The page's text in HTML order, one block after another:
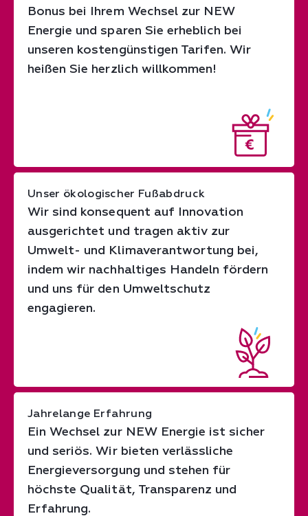
Bonus bei Ihrem Wechsel zur NEW
Energie und sparen Sie erheblich bei
unseren kostengünstigen Tarifen. Wir
heißen Sie herzlich willkommen!
Unser ökologischer Fußabdruck
Wir sind konsequent auf Innovation
ausgerichtet und tragen aktiv zur
Umwelt- und Klimaverantwortung bei,
indem wir nachhaltiges Handeln fördern
und uns für den Umweltschutz
engagieren.
Jahrelange Erfahrung
Ein Wechsel zur NEW Energie ist sicher
und seriös. Wir bieten verlässliche
Energieversorgung und stehen für
höchste Qualität, Transparenz und
Erfahrung.